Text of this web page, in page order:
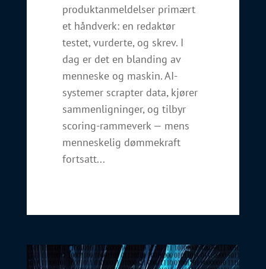
produktanmeldelser primært
et håndverk: en redaktør
testet, vurderte, og skrev. I
dag er det en blanding av
menneske og maskin. AI-
systemer scrapter data, kjører
sammenligninger, og tilbyr
scoring-rammeverk — mens
menneskelig dømmekraft
fortsatt...